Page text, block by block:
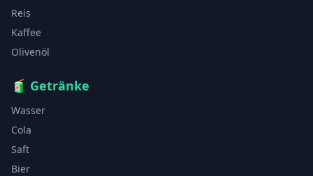
Reis
Kaffee
Olivenöl
🧃 Getränke
Wasser
Cola
Saft
Bier